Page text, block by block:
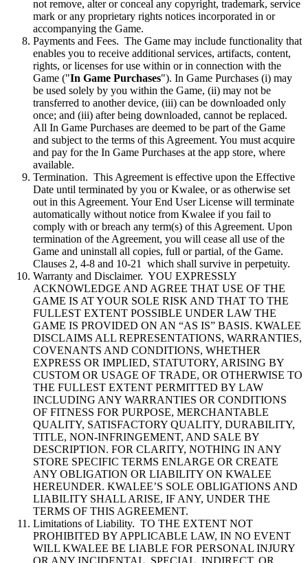
not remove, alter or conceal any copyright, trademark, service
mark or any proprietary rights notices incorporated in or
accompanying the Game.
Payments and Fees. The Game may include functionality that
enables you to receive additional services, artifacts, content,
rights, or licenses for use within or in connection with the
Game ("In Game Purchases"). In Game Purchases (i) may
be used solely by you within the Game, (ii) may not be
transferred to another device, (iii) can be downloaded only
once; and (iii) after being downloaded, cannot be replaced.
All In Game Purchases are deemed to be part of the Game
and subject to the terms of this Agreement. You must acquire
and pay for the In Game Purchases at the app store, where
available.
Termination. This Agreement is effective upon the Effective
Date until terminated by you or Kwalee, or as otherwise set
out in this Agreement. Your End User License will terminate
automatically without notice from Kwalee if you fail to
comply with or breach any term(s) of this Agreement. Upon
termination of the Agreement, you will cease all use of the
Game and uninstall all copies, full or partial, of the Game.
Clauses 2, 4-8 and 10-21 which shall survive in perpetuity.
Warranty and Disclaimer. YOU EXPRESSLY
ACKNOWLEDGE AND AGREE THAT USE OF THE
GAME IS AT YOUR SOLE RISK AND THAT TO THE
FULLEST EXTENT POSSIBLE UNDER LAW THE
GAME IS PROVIDED ON AN “AS IS” BASIS. KWALEE
DISCLAIMS ALL REPRESENTATIONS, WARRANTIES,
COVENANTS AND CONDITIONS, WHETHER
EXPRESS OR IMPLIED, STATUTORY, ARISING BY
CUSTOM OR USAGE OF TRADE, OR OTHERWISE TO
THE FULLEST EXTENT PERMITTED BY LAW
INCLUDING ANY WARRANTIES OR CONDITIONS
OF FITNESS FOR PURPOSE, MERCHANTABLE
QUALITY, SATISFACTORY QUALITY, DURABILITY,
TITLE, NON-INFRINGEMENT, AND SALE BY
DESCRIPTION. FOR CLARITY, NOTHING IN ANY
STORE SPECIFIC TERMS ENLARGE OR CREATE
ANY OBLIGATION OR LIABILITY ON KWALEE
HEREUNDER. KWALEE’S SOLE OBLIGATIONS AND
LIABILITY SHALL ARISE, IF ANY, UNDER THE
TERMS OF THIS AGREEMENT.
Limitations of Liability. TO THE EXTENT NOT
PROHIBITED BY APPLICABLE LAW, IN NO EVENT
WILL KWALEE BE LIABLE FOR PERSONAL INJURY